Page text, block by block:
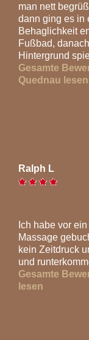
man nett
dann ging es in
Behaglichkeit
Fußbad,
Hintergrund
Gesamte
Quednau lesen
Ralph L
Ich habe vor
Massage
kein Zeitdruck
und
Gesamte
lesen